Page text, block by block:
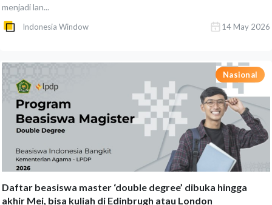
menjadi lan...
Indonesia Window 14 May 2026
Nasional
Daftar beasiswa master ‘double degree’ dibuka hingga
akhir Mei, bisa kuliah di Edinbrugh atau London